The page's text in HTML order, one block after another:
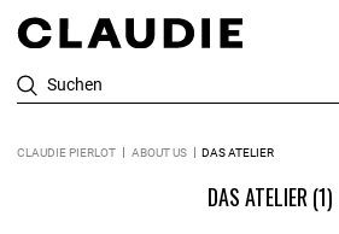
Suchen
CLAUDIE PIERLOT ABOUT US DAS ATELIER
DAS ATELIER (1)